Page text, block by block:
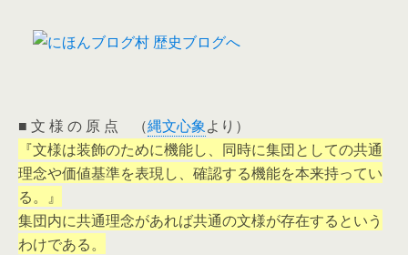
■ 文 様 の 原 点 （縄文心象より）
『文様は装飾のために機能し、同時に集団としての共通
理念や価値基準を表現し、確認する機能を本来持ってい
る。』
集団内に共通理念があれば共通の文様が存在するという
わけである。